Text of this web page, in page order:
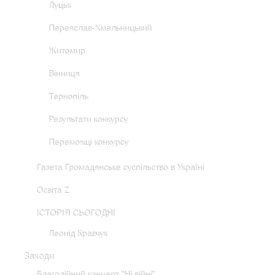
Луцьк
Переяслав-Хмельницький
Житомир
Вінниця
Тернопіль
Результати конкурсу
Переможці конкурсу
Газета Громадянське суспільство в Україні
Освіта Z
ІСТОРІЯ СЬОГОДНІ
Леонід Кравчук
Заходи